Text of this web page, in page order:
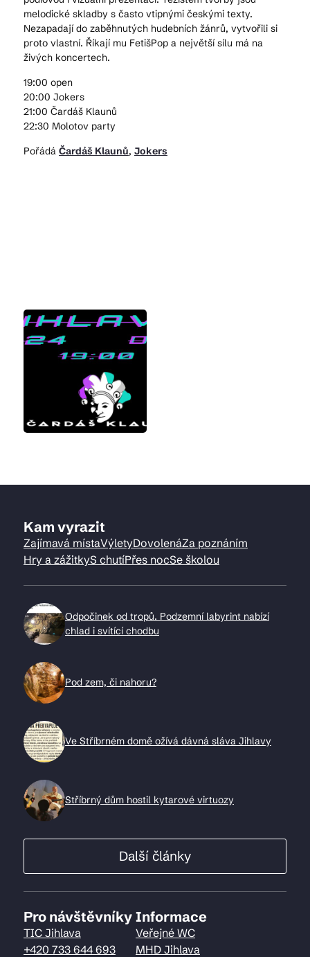
melodické skladby s často vtipnými českými texty.
Nezapadají do zaběhnutých hudebních žánrů, vytvořili si
proto vlastní. Říkají mu FetišPop a největší sílu má na
živých koncertech.
19:00 open
20:00 Jokers
21:00 Čardáš Klaunů
22:30 Molotov party
Pořádá Čardáš Klaunů, Jokers
Kam vyrazit
Zajímavá místaVýletyDovolenáZa poznáním
Hry a zážitkyS chutíPřes nocSe školou
Odpočinek od tropů. Podzemní labyrint nabízí
chlad i svítící chodbu
Pod zem, či nahoru?
Ve Stříbrném domě ožívá dávná sláva Jihlavy
Stříbrný dům hostil kytarové virtuozy
Další články
Pro návštěvníky
TIC Jihlava
+420 733 644 693
Informace
Veřejné WC
MHD Jihlava